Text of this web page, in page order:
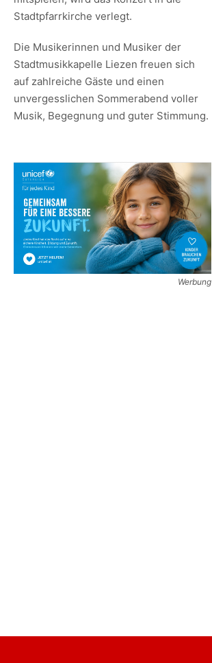
Stadtpfarrkirche verlegt.
Die Musikerinnen und Musiker der
Stadtmusikkapelle Liezen freuen sich
auf zahlreiche Gäste und einen
unvergesslichen Sommerabend voller
Musik, Begegnung und guter Stimmung.
Werbung